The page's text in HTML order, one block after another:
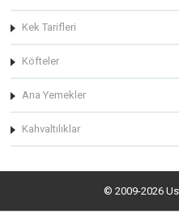
Kek Tarifleri
Köfteler
Ana Yemekler
Kahvaltılıklar
© 2009-2026